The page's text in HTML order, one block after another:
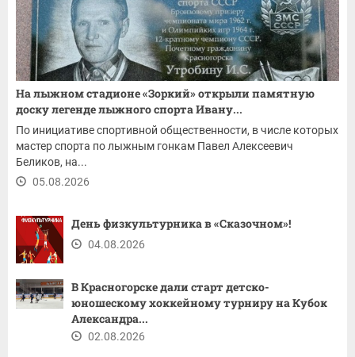
На лыжном стадионе «Зоркий» открыли памятную
доску легенде лыжного спорта Ивану...
По инициативе спортивной общественности, в числе которых
мастер спорта по лыжным гонкам Павел Алексеевич
Беликов, на...
05.08.2026
День физкультурника в «Сказочном»!
04.08.2026
В Красногорске дали старт детско-
юношескому хоккейному турниру на Кубок
Александра...
02.08.2026